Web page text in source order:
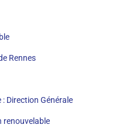
Rennes
Direction Générale
renouvelable